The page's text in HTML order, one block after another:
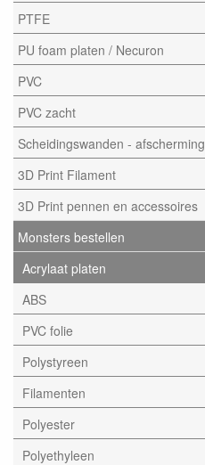
PTFE
PU foam platen / Necuron
PVC
PVC zacht
Scheidingswanden - afscherming
3D Print Filament
3D Print pennen en accessoires
Monsters bestellen
Acrylaat platen
ABS
PVC folie
Polystyreen
Filamenten
Polyester
Polyethyleen